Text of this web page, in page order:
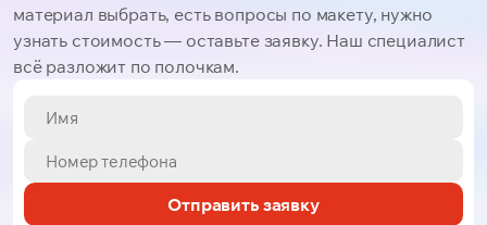
материал выбрать, есть вопросы по макету, нужно
узнать стоимость — оставьте заявку. Наш специалист
всё разложит по полочкам.
Отправить заявку